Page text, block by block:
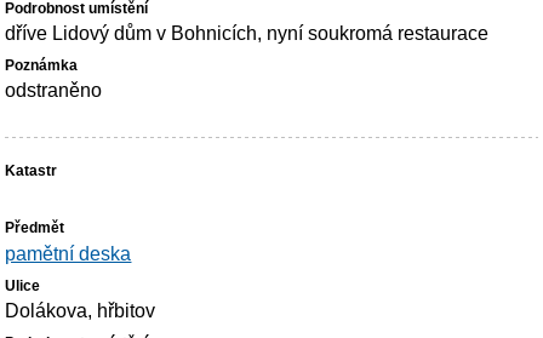
dříve Lidový dům v Bohnicích, nyní soukromá restaurace
odstraněno
pamětní deska
Dolákova, hřbitov